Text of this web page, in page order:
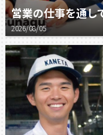
2026/08/05